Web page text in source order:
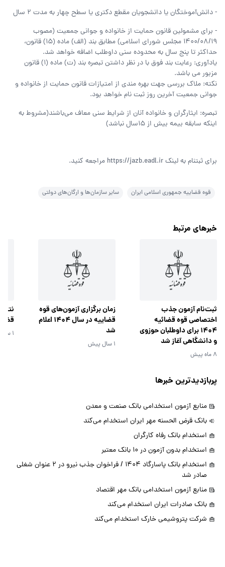
- دانش‌آموختگان یا دانشجویان مقطع دکتری یا سطح چهار به مدت 2 سال
- برای مشمولین قانون حمایت از خانواده و جوانی جمعیت (مصوب
1400/08/19 مجلس شورای اسلامی) مطابق بند (الف) ماده (15) قانون،
حداکثر تا پنج سال به محدوده سنی داوطلب اضافه خواهد شد.
یادآوری: رعایت بند فوق با در نظر داشتن تبصره بند (ت) ماده (1) قانون
مزبور می باشد.
نکته: ملاک بررسی جهت بهره مندی از امتیازات قانون حمایت از خانواده و
جوانی جمعیت آخرین روز ثبت نام خواهد بود.
تبصره: ایثارگران و خانواده آنان از شرایط سنی معاف می‌باشند(مشروط به
اینکه سابقه بیمه بیش از 15سال نباشد)
برای ثبتنام به لینک https://jazb.eadl.ir مراجعه کنید.
قوه قضاییه جمهوری اسلامی ایران سایر سازمان‌ها و ارگان‌های دولتی
خبرهای مرتبط
ثبت‌نام آزمون جذب
اختصاصی قوه قضائیه
1404 برای داوطلبان حوزوی
و دانشگاهی آغاز شد
8 ماه پیش
زمان برگزاری آزمون‌های قوه
قضاییه در سال 1404 اعلام
شد
1 سال پیش
1 سال پیش
پربازدیدترین خبرها
منابع آزمون استخدامی بانک صنعت و معدن
بانک قرض الحسنه مهر ایران استخدام می‌کند
استخدام بانک رفاه کارگران
استخدام بدون آزمون در 10 بانک معتبر
استخدام بانک پاسارگاد 1404 / فراخوان جذب نیرو در 2 عنوان شغلی
صادر شد
منابع آزمون استخدامی بانک مهر اقتصاد
بانک صادرات ایران استخدام می‌کند
شرکت پتروشیمی خارک استخدام می‌کند